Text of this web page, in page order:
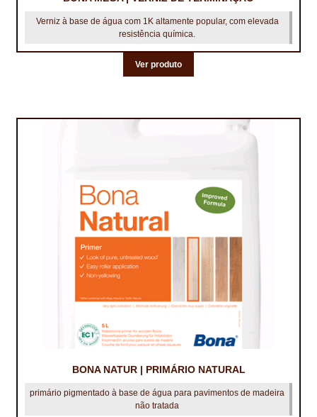
Verniz à base de água com 1K altamente popular, com elevada
resistência química.
Ver produto
BONA NATUR | PRIMÁRIO NATURAL
primário pigmentado à base de água para pavimentos de madeira
não tratada